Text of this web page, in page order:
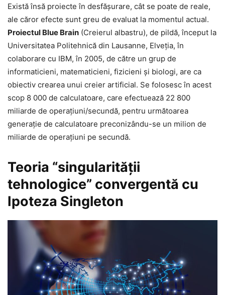
Există însă proiecte în desfăşurare, cât se poate de reale,
ale căror efecte sunt greu de evaluat la momentul actual.
Proiectul Blue Brain (Creierul albastru), de pildă, început la
Universitatea Politehnică din Lausanne, Elveţia, în
colaborare cu IBM, în 2005, de către un grup de
informaticieni, matematicieni, fizicieni şi biologi, are ca
obiectiv crearea unui creier artificial. Se folosesc în acest
scop 8 000 de calculatoare, care efectuează 22 800
miliarde de operaţiuni/secundă, pentru următoarea
generaţie de calculatoare preconizându-se un milion de
miliarde de operaţiuni pe secundă.
Teoria “singularităţii
tehnologice” convergentă cu
Ipoteza Singleton